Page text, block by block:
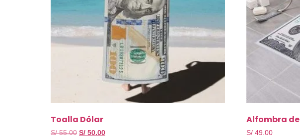
Toalla Dólar
S/55.00 S/ 50.00
Alfombra
S/49.00